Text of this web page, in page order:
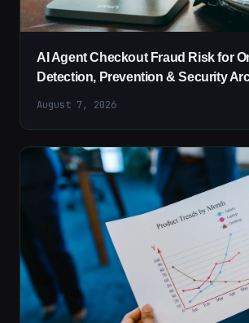
AI Agent Checkout Fraud Risk for
Detection, Prevention & Security
August 7, 2026